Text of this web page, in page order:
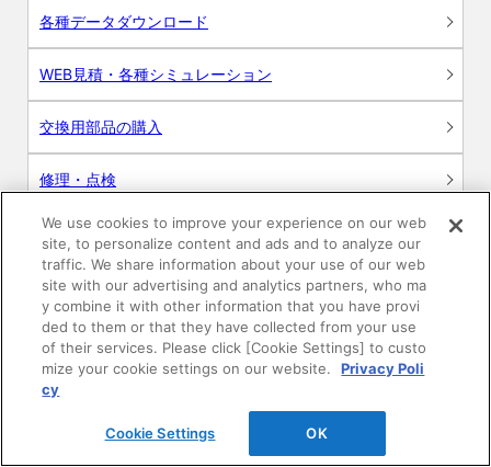
各種データダウンロード
WEB見積・各種シミュレーション
交換用部品の購入
修理・点検
お問い合わせ
ログイン
建築・設計関係者様向けサイト
ユーザー登録サービス
WEB見積システム
We use cookies to improve your experience on our web
site, to personalize content and ads and to analyze our
traffic. We share information about your use of our web
site with our advertising and analytics partners, who ma
y combine it with other information that you have provi
ded to them or that they have collected from your use
of their services. Please click [Cookie Settings] to custo
mize your cookie settings on our website.
Privacy Poli
cy
Cookie Settings OK